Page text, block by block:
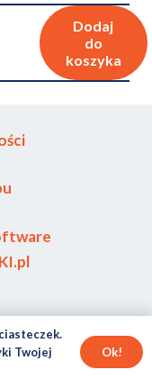
Dodaj
do
koszyka
Twojej
Ok!